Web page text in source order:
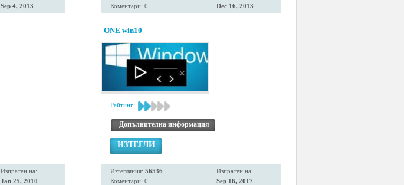
Sep 4, 2013
Коментари: 0
Dec 16, 2013
Изпратен на:
Jan 25, 2010
ONE win10
Рейтинг:
Допълнителна информация
ИЗТЕГЛИ
Изтегляния: 56536
Коментари: 0
Изпратен на:
Sep 16, 2017